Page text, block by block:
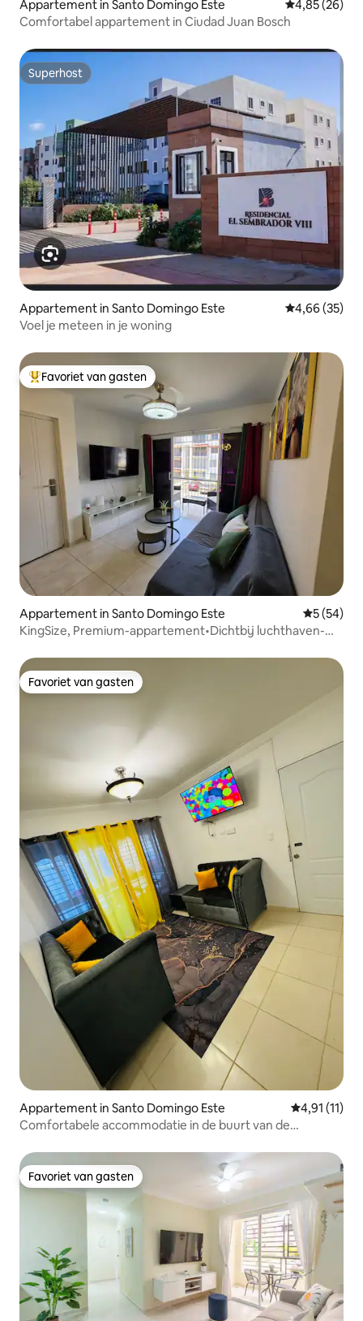
Appartement in Santo Domingo Este Gemiddelde
4,85 (26)
Comfortabel appartement in Ciudad Juan Bosch
Superhost
Superhost
Appartement in Santo Domingo Este Gemiddelde
4,66 (35)
Voel je meteen in je woning
Topfavoriet van gasten
Favoriet van gasten
Appartement in Santo Domingo Este
5 (54)
KingSize, Premium-appartement•Dichtbij luchthaven-
Favoriet van gasten
Favoriet van gasten
Appartement in Santo Domingo Este Gemiddelde
4,91 (11)
Comfortabele accommodatie in de buurt van de
Favoriet van gasten
Favoriet van gasten